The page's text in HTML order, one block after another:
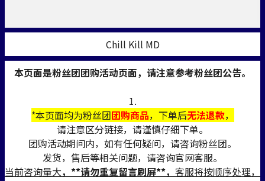
Chill Kill MD
本页面是粉丝团团购活动页面，请注意参考粉丝团公告。
1.
*本页面均为粉丝团团购商品，下单后无法退款，
请注意区分链接，请谨慎仔细下单。
团购活动期间内，如有任何疑问，请咨询粉丝团。
发货，售后等相关问题，请咨询官网客服。
当前咨询量大，**请勿重复留言刷屏**， 客服将按顺序处理，